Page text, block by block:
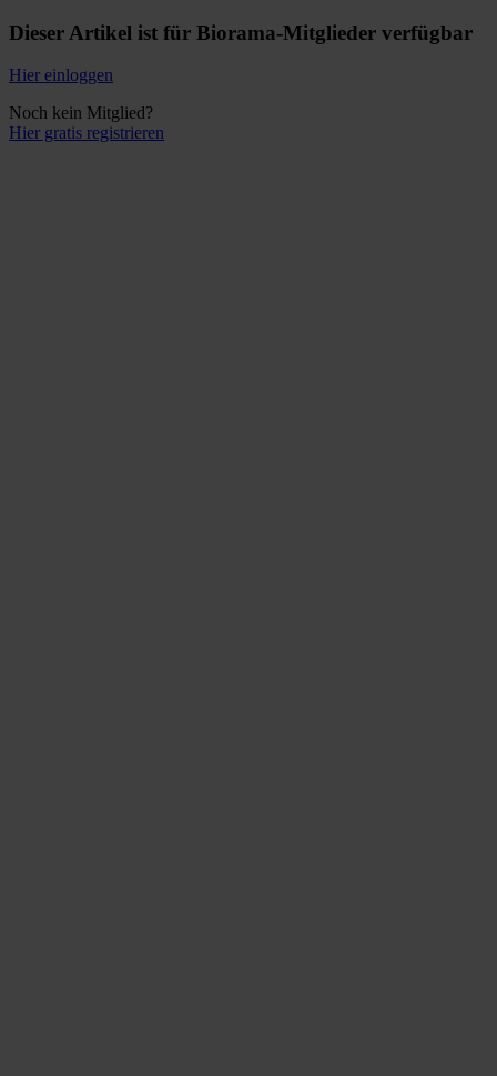
Dieser Artikel ist für Biorama-Mitglieder verfügbar
Hier einloggen
Noch kein Mitglied?
Hier gratis registrieren